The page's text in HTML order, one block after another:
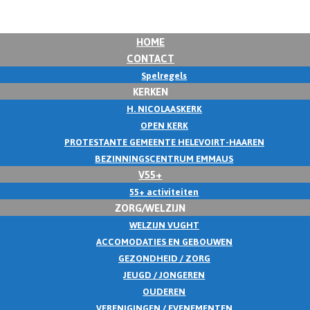
HOME
CONTACT
Spelregels
KERKEN
H. NICOLAASKERK
OPEN KERK
PROTESTANTE GEMEENTE HELEVOIRT-HAAREN
BEZINNINGSCENTRUM EMMAUS
V55+
55+ activiteiten
ZORG/WELZIJN
WELZIJN VUGHT
ACCOMODATIES EN GEBOUWEN
GEZONDHEID / ZORG
JEUGD / JONGEREN
OUDEREN